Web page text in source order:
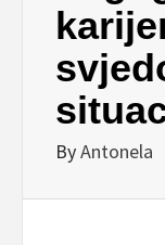
ByAntonela